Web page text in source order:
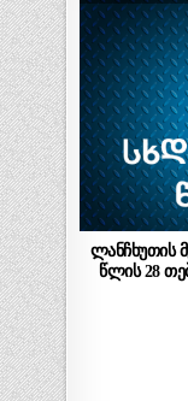
ლანჩხუთის
წლის 28